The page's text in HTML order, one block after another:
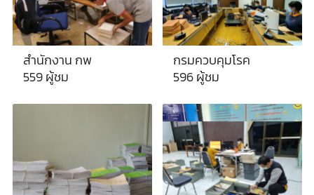
สำนักงาน กพ
559 ผู้ชม
กรมควบคุมโรค
596 ผู้ชม